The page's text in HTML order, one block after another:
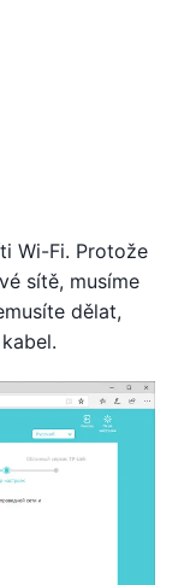
Wi-Fi. Protože
sítě, musíme
dělat,